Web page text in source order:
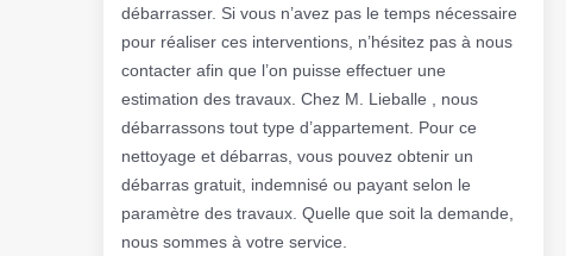
débarrasser. Si vous n’avez pas le temps nécessaire
pour réaliser ces interventions, n’hésitez pas à nous
contacter afin que l’on puisse effectuer une
estimation des travaux. Chez M. Lieballe , nous
débarrassons tout type d’appartement. Pour ce
nettoyage et débarras, vous pouvez obtenir un
débarras gratuit, indemnisé ou payant selon le
paramètre des travaux. Quelle que soit la demande,
nous sommes à votre service.